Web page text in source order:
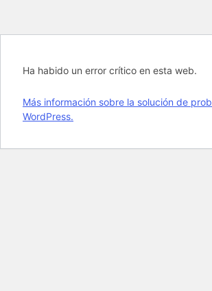
Ha habido un error crítico en esta web.
Más información sobre la solución de
WordPress.